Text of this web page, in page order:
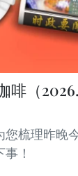
（
您梳理昨晚
！